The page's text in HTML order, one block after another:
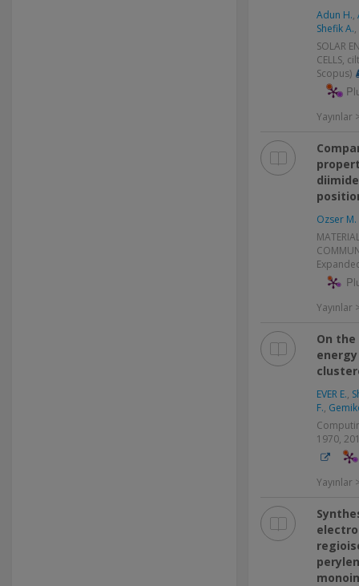
Adun H.,
Shefik A.,
SOLAR
CELLS,
Scopus)
Yayınlar
Ozser M.
Yayınlar
On
EVER E.,
F.,
1970,
Yayınlar